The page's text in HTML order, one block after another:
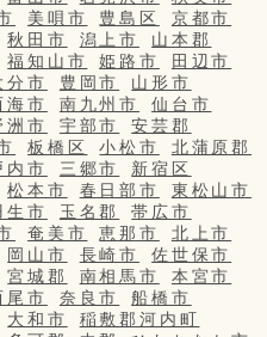
美唄市 豊島区
京都市
秋田市 潟上市
山本郡
福知山市 姫路市
田辺市
分市 豊岡市
山形市
海市 南九州市
仙台市
洲市 宇部市
安芸郡
板橋区 小松市
北蒲原郡
内市 三郷市
新宿区
松本市 春日部市
東松山市
生市 玉名郡
帯広市
奄美市 恵那市
北上市
岡山市 長崎市
佐世保市
宮城郡 南相馬市
本宮市
尾市 奈良市
船橋市
大和市
稲敷郡河内町